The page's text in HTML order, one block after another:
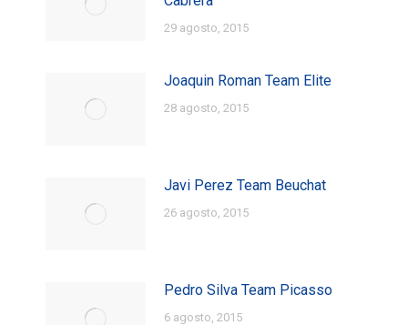
29 agosto, 2015
Joaquin Roman Team Elite
28 agosto, 2015
Javi Perez Team Beuchat
26 agosto, 2015
Pedro Silva Team Picasso
6 agosto, 2015